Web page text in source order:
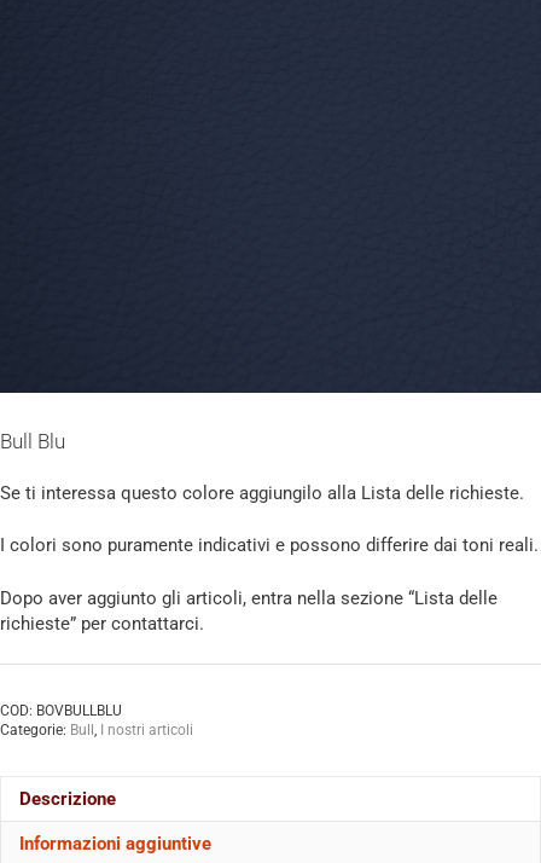
Bull Blu
Se ti interessa questo colore aggiungilo alla Lista delle richieste.
I colori sono puramente indicativi e possono differire dai toni reali.
Dopo aver aggiunto gli articoli, entra nella sezione “Lista delle
richieste” per contattarci.
COD: BOVBULLBLU
Categorie: Bull , I nostri articoli
Descrizione
Informazioni aggiuntive